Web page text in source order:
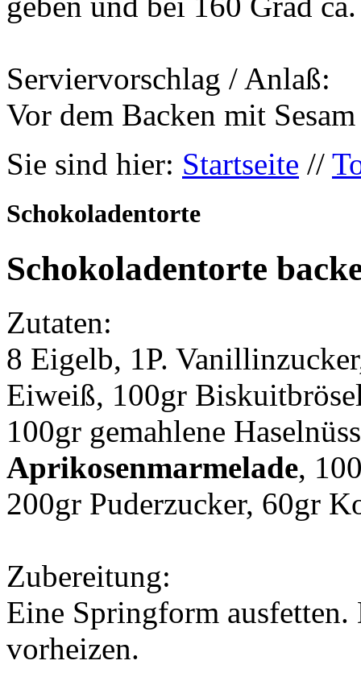
Serviervorschlag / Anlaß:
Vor dem Backen mit
Sie sind hier: Startseite //
Schokoladentorte
Schokoladentorte
Zutaten:
8 Eigelb, 1P.
Eiweiß, 100gr
100gr gemahlene
Aprikosenmarmelade,
200gr Puderzucker, 60gr
Zubereitung:
Eine Springform
vorheizen.